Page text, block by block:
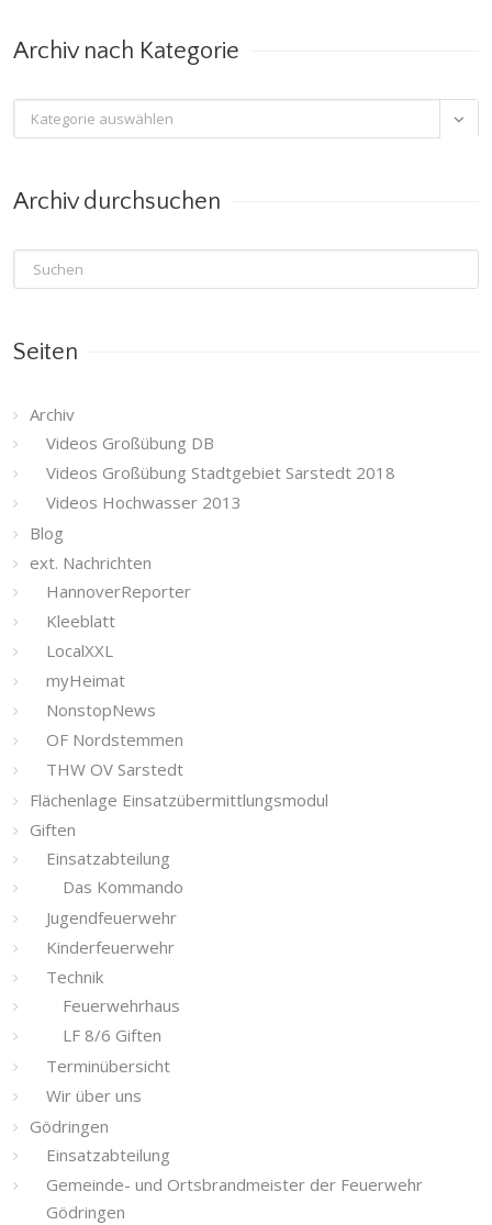
Archiv nach Kategorie
Archiv
nach

Archiv durchsuchen
Seiten
Archiv
Videos Großübung DB
Videos Großübung Stadtgebiet Sarstedt 2018
Videos Hochwasser 2013
Blog
ext. Nachrichten
HannoverReporter
Kleeblatt
LocalXXL
myHeimat
NonstopNews
OF Nordstemmen
THW OV Sarstedt
Flächenlage Einsatzübermittlungsmodul
Giften
Einsatzabteilung
Das Kommando
Jugendfeuerwehr
Kinderfeuerwehr
Technik
Feuerwehrhaus
LF 8/6 Giften
Terminübersicht
Wir über uns
Gödringen
Einsatzabteilung
Gemeinde- und Ortsbrandmeister der Feuerwehr
Gödringen